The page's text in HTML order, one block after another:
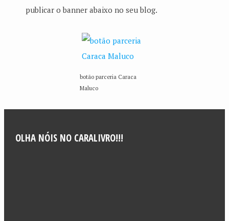
publicar o banner abaixo no seu blog.
botão parceria Caraca
Maluco
OLHA NÓIS NO CARALIVRO!!!